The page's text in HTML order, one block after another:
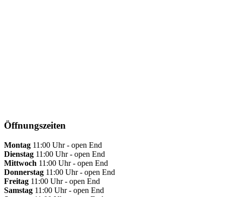
Öffnungszeiten
Montag 11:00 Uhr - open End
Dienstag 11:00 Uhr - open End
Mittwoch 11:00 Uhr - open End
Donnerstag 11:00 Uhr - open End
Freitag 11:00 Uhr - open End
Samstag 11:00 Uhr - open End